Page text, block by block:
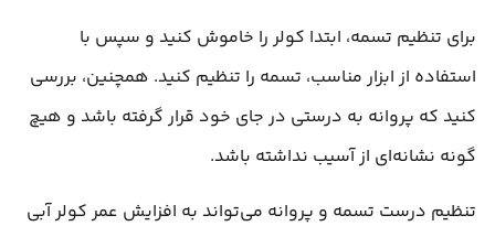
برای تنظیم تسمه، ابتدا کولر را خاموش کنید و سپس با
استفاده از ابزار مناسب، تسمه را تنظیم کنید. همچنین، بررسی
کنید که پروانه به درستی در جای خود قرار گرفته باشد و هیچ
گونه نشانه‌ای از آسیب نداشته باشد.
تنظیم درست تسمه و پروانه می‌تواند به افزایش عمر کولر آبی